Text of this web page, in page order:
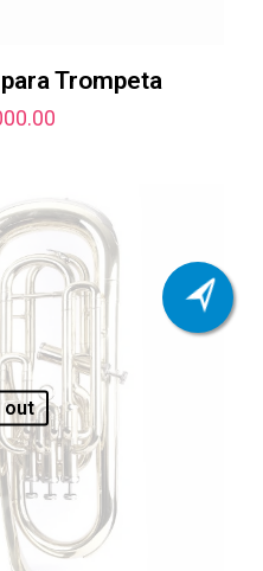
Trompeta
out